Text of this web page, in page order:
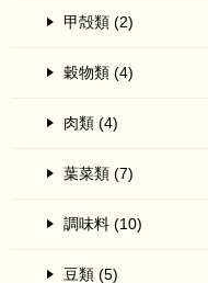
甲殻類 (2)
穀物類 (4)
肉類 (4)
葉菜類 (7)
調味料 (10)
豆類 (5)